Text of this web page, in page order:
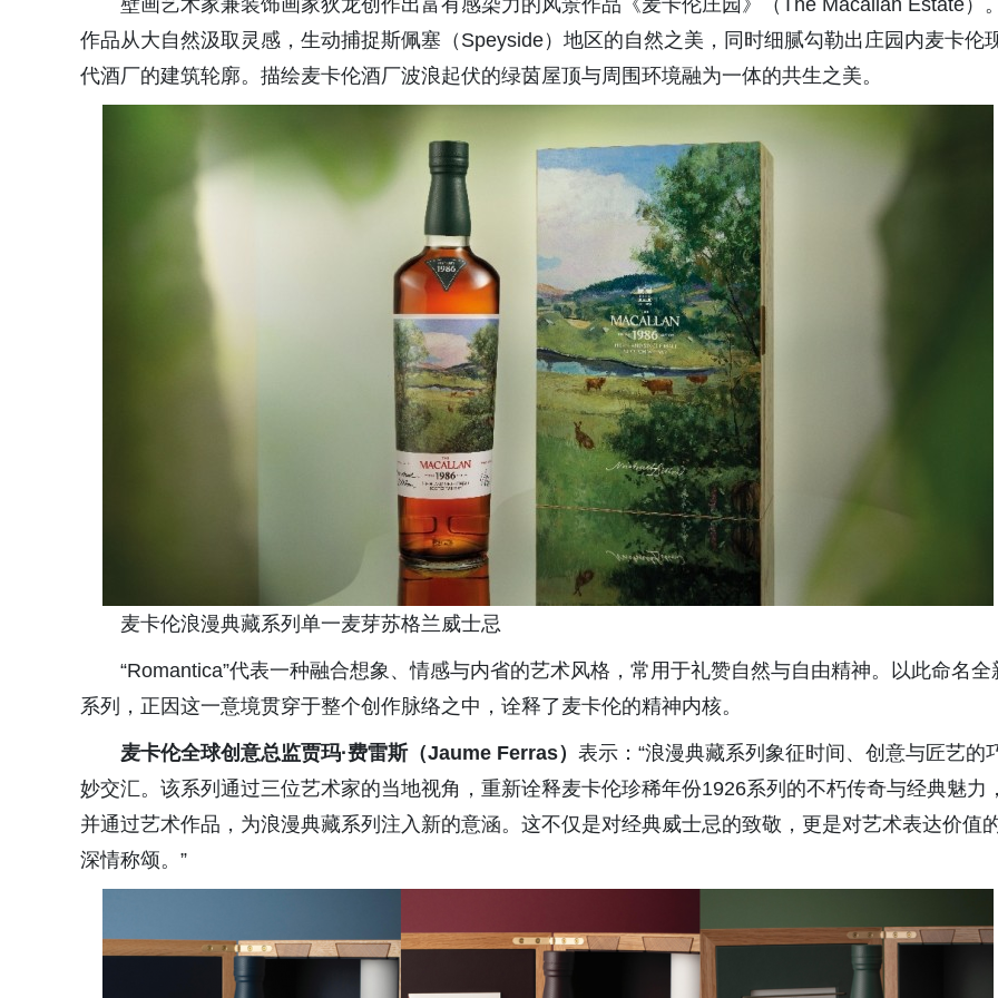
作品从大自然汲取灵感，生动捕捉斯佩塞（Speyside）地区的自然之美，同时细腻勾勒出庄园内麦卡伦
代酒厂的建筑轮廓。描绘麦卡伦酒厂波浪起伏的绿茵屋顶与周围环境融为一体的共生之美。
麦卡伦浪漫典藏系列单一麦芽苏格兰威士忌
“Romantica”代表一种融合想象、情感与内省的艺术风格，常用于礼赞自然与自由精神。以此命名全
系列，正因这一意境贯穿于整个创作脉络之中，诠释了麦卡伦的精神内核。
麦卡伦全球创意总监贾玛·费雷斯（Jaume Ferras） 表示：“浪漫典藏系列象征时间、创意与匠艺的
妙交汇。该系列通过三位艺术家的当地视角，重新诠释麦卡伦珍稀年份1926系列的不朽传奇与经典魅力
并通过艺术作品，为浪漫典藏系列注入新的意涵。这不仅是对经典威士忌的致敬，更是对艺术表达价值
深情称颂。”